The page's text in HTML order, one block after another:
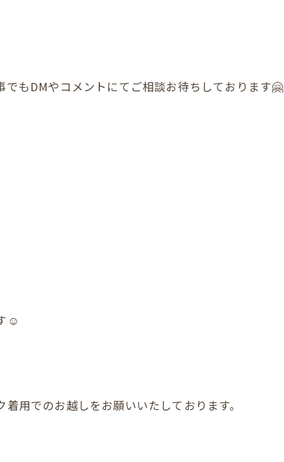
もDMやコメントにてご相談お待ちしております🤗
☺️
用でのお越しをお願いいたしております。